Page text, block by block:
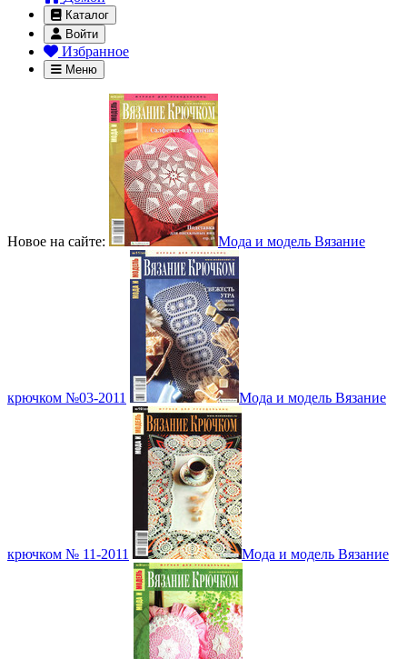
Каталог
Войти
Избранное
Меню
Новое на сайте: Мода и модель Вязание
крючком №03-2011 Мода и модель Вязание
крючком № 11-2011 Мода и модель Вязание